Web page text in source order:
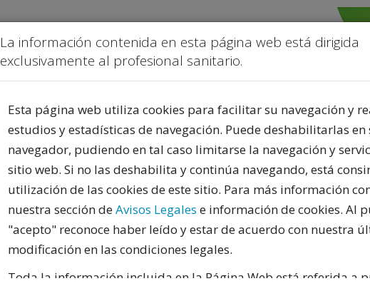
PUBLICIDAD
La información contenida en esta página web está dirigida
exclusivamente al profesional sanitario.
Esta página web utiliza cookies para facilitar su navegación y
estudios y estadísticas de navegación. Puede deshabilitarlas en
navegador, pudiendo en tal caso limitarse la navegación y
sitio web. Si no las deshabilita y continúa navegando, está
utilización de las cookies de este sitio. Para más información
nuestra sección deAvisos Legales e información de cookies. Al
"acepto" reconoce haber leído y estar de acuerdo con nuestra
modificación en las condiciones legales.
Toda la información incluida en la Página Web está referida a